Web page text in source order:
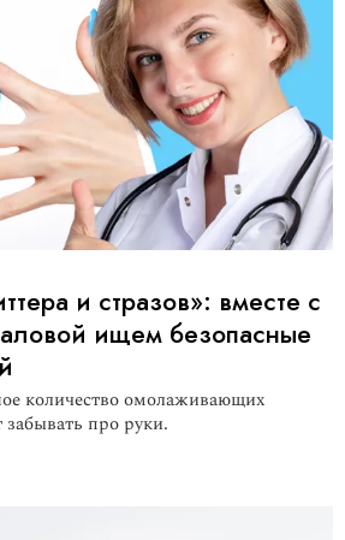
и стразов»: вместе с
ищем безопасные
количество омолаживающих
про руки.